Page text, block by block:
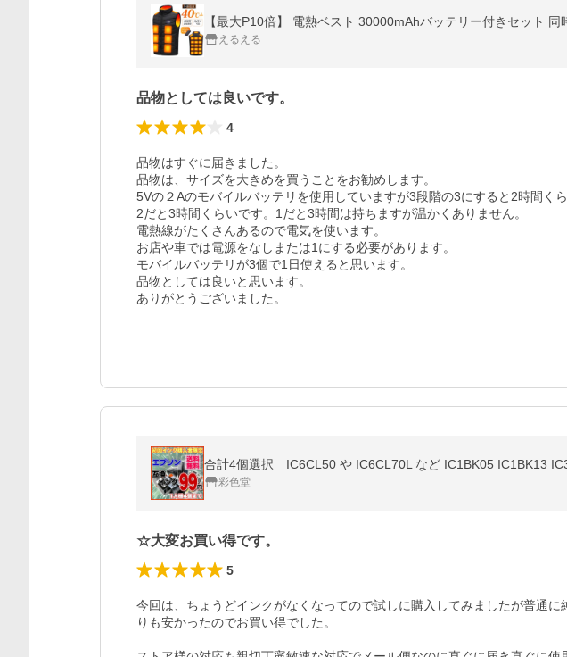
【最大P10倍】 電熱ベスト 30000mAhバッテリー付きセット
えるえる
品物としては良いです。
4
品物はすぐに届きました。
品物は、サイズを大きめを買うことをお勧めします。
5Vの２Aのモバイルバッテリを使用していますが3段階の3にすると2時間く
2だと3時間くらいです。1だと3時間は持ちますが温かくありません。
電熱線がたくさんあるので電気を使います。
お店や車では電源をなしまたは1にする必要があります。
モバイルバッテリが3個で1日使えると思います。
品物としては良いと思います。
ありがとうございました。
合計4個選択 IC6CL50 や IC6CL70L など IC1BK05 IC1BK13
彩色堂
☆大変お買い得です。
5
今回は、ちょうどインクがなくなってので試しに購入してみましたが普通に
りも安かったのでお買い得でした。